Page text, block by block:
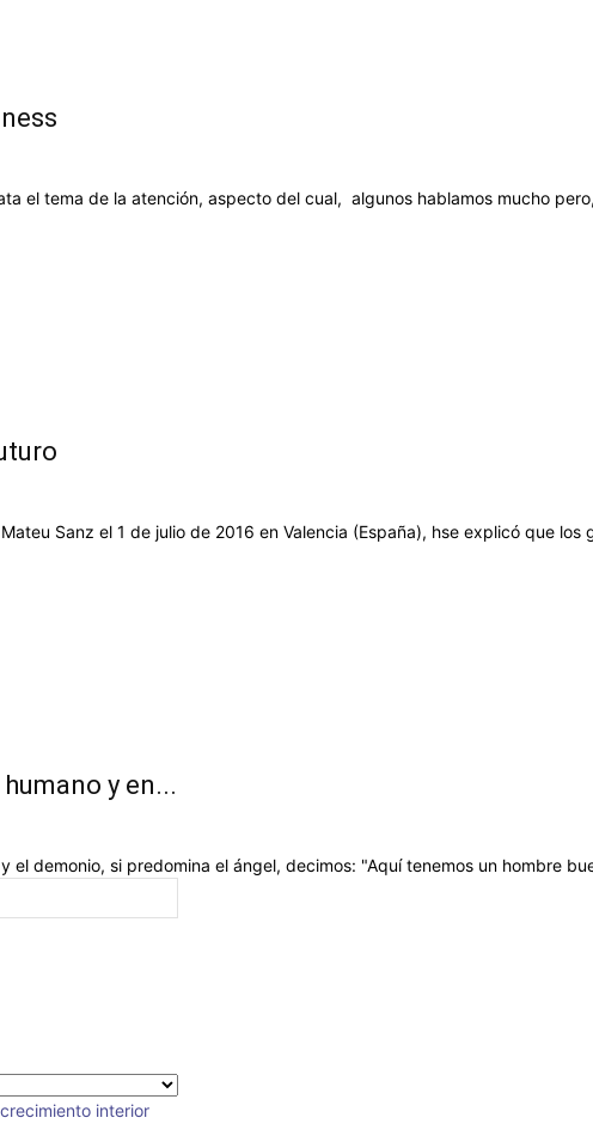
el tema de la atención, aspecto del cual, algunos hablamos mucho
Sanz el 1 de julio de 2016 en Valencia (España), hse explicó que los
y en...
el demonio, si predomina el ángel, decimos: "Aquí tenemos un hombre